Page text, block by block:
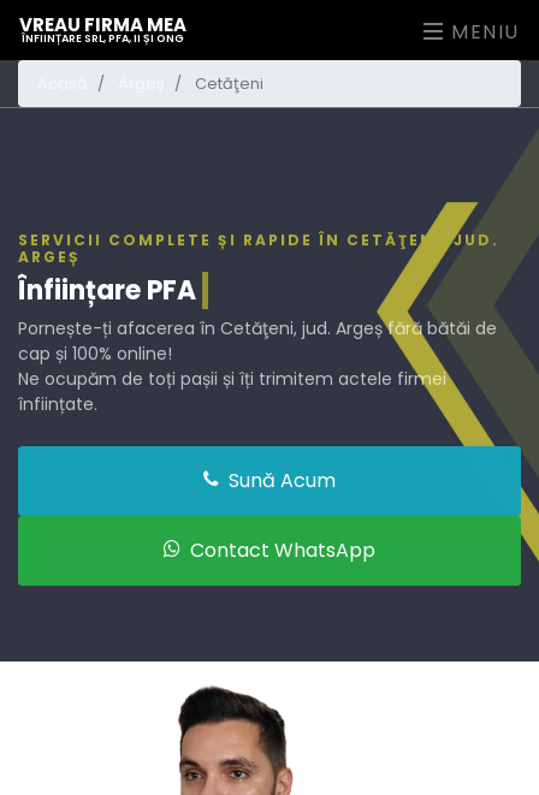
VREAU FIRMA MEA
ÎNFIINȚARE SRL, PFA, II ȘI ONG MENIU
Cetăţeni
SERVICII COMPLETE ȘI RAPIDE ÎN CETĂŢENI, JUD.
ARGEȘ
ÎnființarePFA
Pornește-ți afacerea în Cetăţeni, jud. Argeș fără bătăi de
cap și 100% online!
Ne ocupăm de toți pașii și îți trimitem actele firmei
înființate.
Sună Acum
Contact WhatsApp